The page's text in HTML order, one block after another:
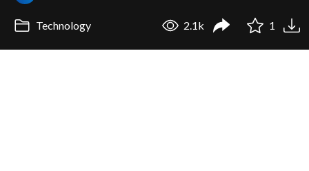
Technology 2.1k 1